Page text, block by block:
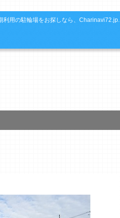
利用の駐輪場をお探しなら、Charinavi72.jp.